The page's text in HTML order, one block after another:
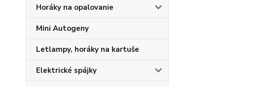
Horáky na opalovanie
Mini Autogeny
Letlampy, horáky na kartuše
Elektrické spájky